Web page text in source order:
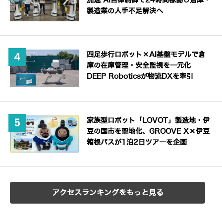
製造業の人手不足解決へ
四足歩行ロボット×AI基盤モデルで倉
庫の在庫管理・安全監視を一元化
DEEP Roboticsが物流DXを牽引
家族型ロボット「LOVOT」製造地・伊
豆の国市を聖地化、GROOVE X×伊豆
箱根バスが1泊2日ツアーを企画
アクセスランキングをもっと見る